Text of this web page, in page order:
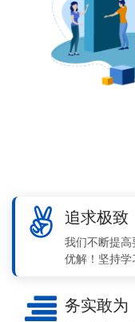
追求极致
我们不断提
优解！坚持学
务实敢为